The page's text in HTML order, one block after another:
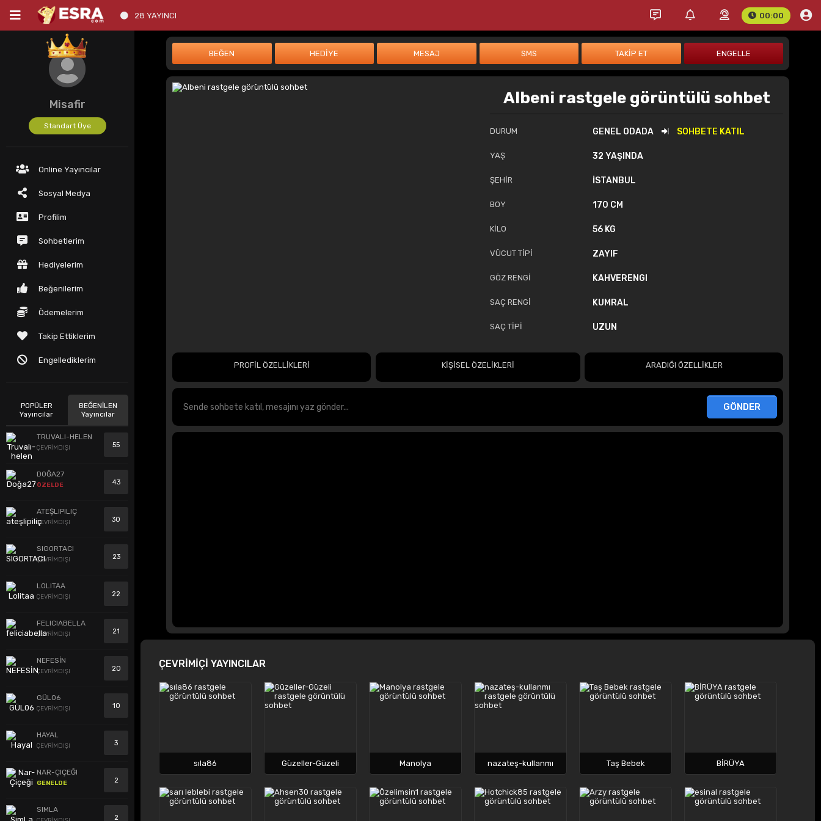
28 YAYINCI 00:00
Misafir
Standart Üye
Online Yayıncılar
Sosyal Medya
Profilim
Sohbetlerim
Hediyelerim
Beğenilerim
Ödemelerim
Takip Ettiklerim
Engellediklerim
POPÜLER
Yayıncılar
BEĞENİLEN
Yayıncılar
TRUVALI-HELEN
ÇEVRİMDIŞI 55
DOĞA27
ÖZELDE 43
ATEŞLIPILIÇ
ÇEVRİMDIŞI 30
SIGORTACI
ÇEVRİMDIŞI 23
LOLITAA
ÇEVRİMDIŞI 22
FELICIABELLA
ÇEVRİMDIŞI 21
NEFESİN
ÇEVRİMDIŞI 20
GÜL06
ÇEVRİMDIŞI 10
HAYAL
ÇEVRİMDIŞI 3
NAR-ÇIÇEĞI
GENELDE 2
SIMLA
2
Albeni rastgele görüntülü sohbet
DURUM GENEL ODADA SOHBETE KATIL
YAŞ 32 YAŞINDA
ŞEHİR İSTANBUL
BOY 170 CM
KİLO 56 KG
VÜCUT TİPİ ZAYIF
GÖZ RENGİ KAHVERENGI
SAÇ RENGİ KUMRAL
SAÇ TİPİ UZUN
PROFİL ÖZELLİKLERİ KİŞİSEL ÖZELİKLERİ ARADIĞI ÖZELLİKLER
ÇEVRİMİÇİ YAYINCILAR
sıla86 Güzeller-Güzeli Manolya nazateş-kullanmı Taş Bebek BİRÜYA